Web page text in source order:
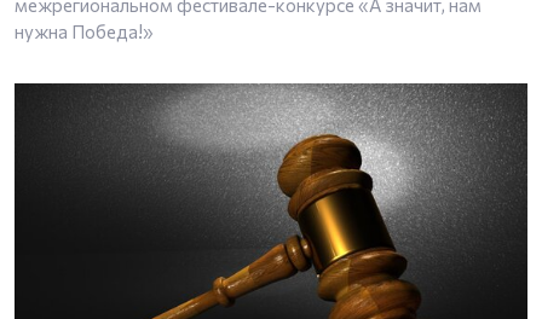
межрегиональном фестивале-конкурсе «А значит, нам
нужна Победа!»